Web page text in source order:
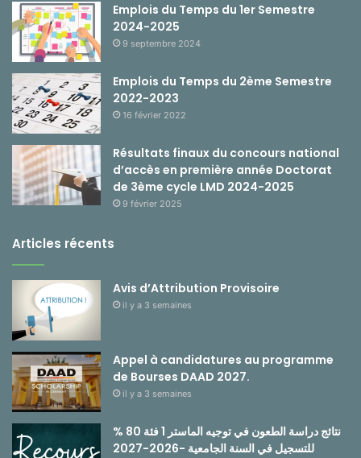
Emplois du Temps du 1er Semestre
2024-2025
9 septembre 2024
Emplois du Temps du 2ème Semestre
2022-2023
16 février 2022
Résultats finaux du concours national
d’accès en première année Doctorat
de 3ème cycle LMD 2024-2025
9 février 2025
Articles récents
Avis d’Attribution Provisoire
il y a 3 semaines
Appel à candidatures au programme
de Bourses DAAD 2027.
il y a 3 semaines
نتائج دراسة الطعون في توجيه الماستر 1 فئة 80 %
للتسجيل في السنة الجامعية -2026-2027